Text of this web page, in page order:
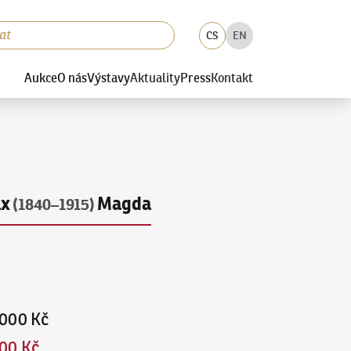
CS EN
AukceO násVýstavyAktualityPressKontakt
(1840–1915) Magda
Kč